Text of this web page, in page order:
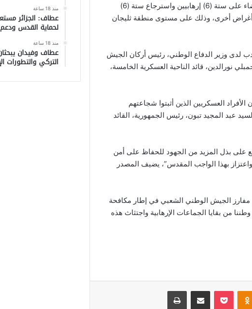
مفارز للجيش الوطني الشعبي، ليلة أمس 23 سبتمبر2025، من القضاء على ستة (6) إرهابيين واسترجاع ستة (6)
أخرى، وذلك على مستوى منطقة ثليجان
لدى وزير الدفاع الوطني، رئيس أركان الجيش
نورالدين، قائد الناحية العسكرية الخامسة،
العسكريين الذين أثبتوا شجاعتهم
عبد المجيد تبون، رئيس الجمهورية، القائد
على بذل المزيد من الجهود للحفاظ على أمن
بهذا الواجب المقدس”، يضيف المصدر
مفارز الجيش الوطني الشعبي في إطار مكافحة
من بقايا الجماعات الإرهابية واجتثاث هذه
Odnoklassniki
‫Pocket مشاركة عبر البريد طباعة
منذ 18 ساعة
عطاف: الجزائر
لحماية القدس
منذ 18 ساعة
عطاف وفيدان
التركي والتطورات